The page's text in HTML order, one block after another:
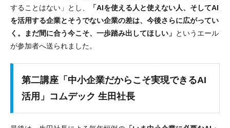
することはない」とし、
「AIを使える人と使えない人、そしてAI
を活用する企業とそうでない企業の差は、今後さらに広がってい
く。まだ間に合う今こそ、一歩踏み出してほしい」 というエール
が参加者へ送られました。
第二講座「中小企業だからこそ実現できるAI
活用」コムデック 生田社長